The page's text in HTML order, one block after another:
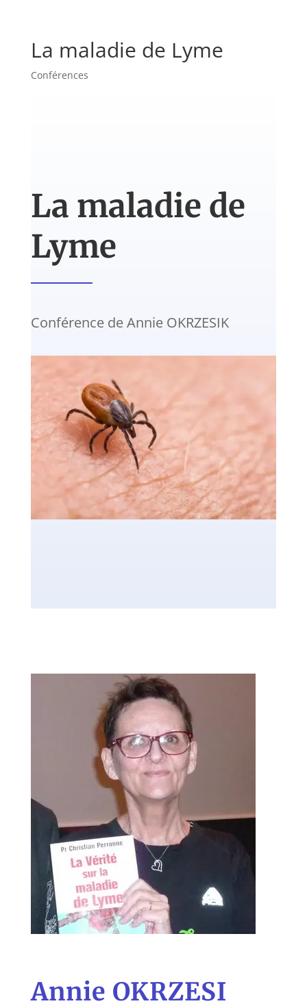
La maladie de Lyme
Conférences
La maladie de
Lyme
Conférence de Annie OKRZESIK
Annie OKRZESI